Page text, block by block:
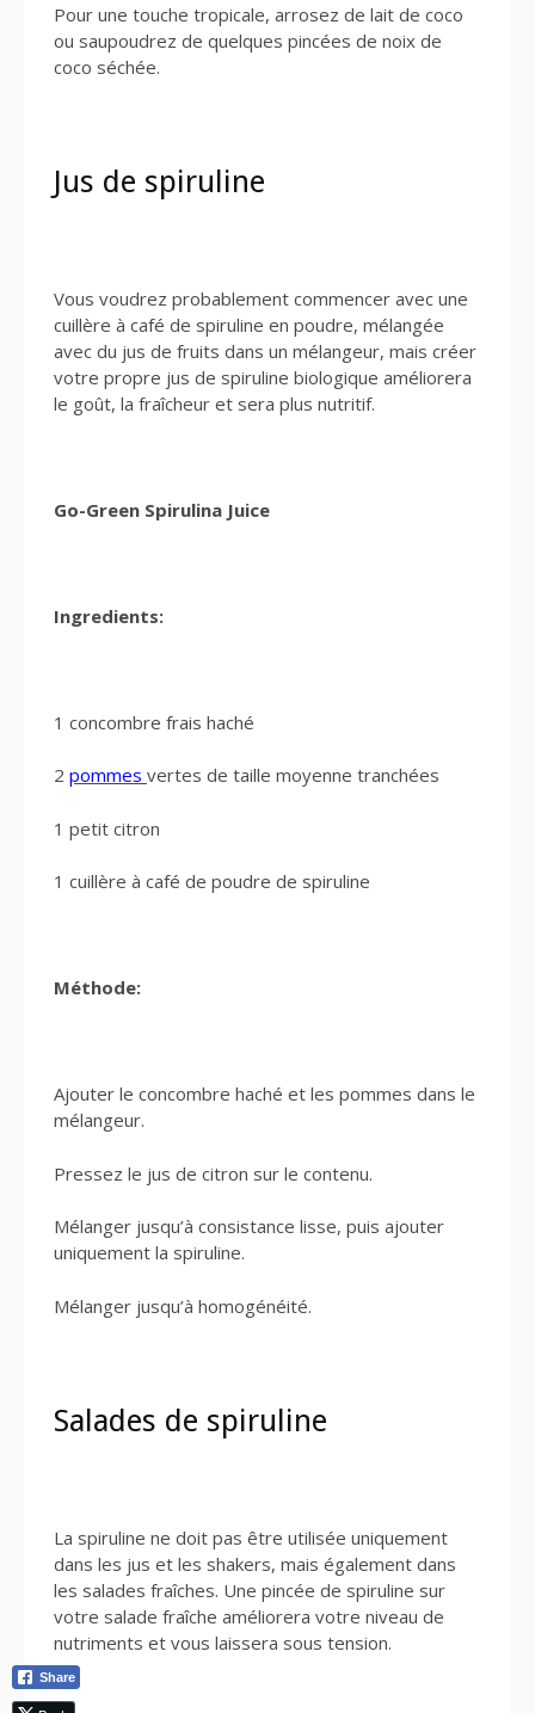
Pour une touche tropicale, arrosez de lait de coco
ou saupoudrez de quelques pincées de noix de
coco séchée.
Jus de spiruline
Vous voudrez probablement commencer avec une
cuillère à café de spiruline en poudre, mélangée
avec du jus de fruits dans un mélangeur, mais créer
votre propre jus de spiruline biologique améliorera
le goût, la fraîcheur et sera plus nutritif.
Go-Green Spirulina Juice
Ingredients:
1 concombre frais haché
2 pommes vertes de taille moyenne tranchées
1 petit citron
1 cuillère à café de poudre de spiruline
Méthode:
Ajouter le concombre haché et les pommes dans le
mélangeur.
Pressez le jus de citron sur le contenu.
Mélanger jusqu’à consistance lisse, puis ajouter
uniquement la spiruline.
Mélanger jusqu’à homogénéité.
Salades de spiruline
La spiruline ne doit pas être utilisée uniquement
dans les jus et les shakers, mais également dans
les salades fraîches. Une pincée de spiruline sur
votre salade fraîche améliorera votre niveau de
nutriments et vous laissera sous tension.
Share